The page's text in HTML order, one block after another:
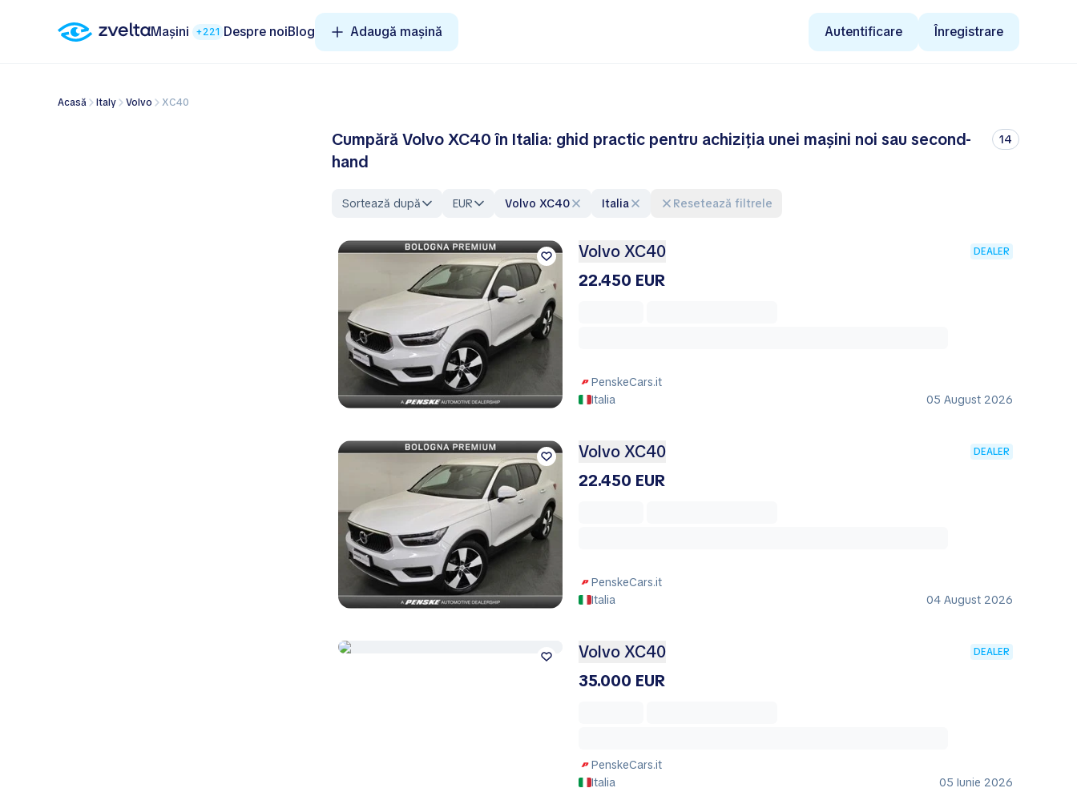
Mașini +221 Despre noiBlog Adaugă mașină Autentificare Înregistrare
Acasă Italy Volvo XC40
Cumpără Volvo XC40 în Italia: ghid practic pentru achiziția unei mașini noi sau second-
hand
14
Sortează după EUR Volvo XC40 Italia Resetează filtrele
Volvo XC40 DEALER
22.450 EUR
PenskeCars.it
Italia
05 August 2026
Volvo XC40 DEALER
22.450 EUR
PenskeCars.it
Italia
04 August 2026
Volvo XC40 DEALER
35.000 EUR
PenskeCars.it
Italia
05 Iunie 2026